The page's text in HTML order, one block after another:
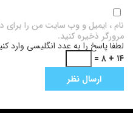
نام ، ایمیل و وب سایت من را
مرورگر ذخیره کنید.
لطفا پاسخ را به عدد انگلیسی وارد
۱۴ + ۸ =